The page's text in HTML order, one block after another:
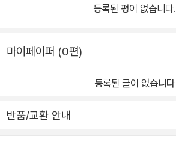
등록된 평이 없습니다.
마이페이퍼 (0편)
등록된 글이 없습니다
반품/교환 안내